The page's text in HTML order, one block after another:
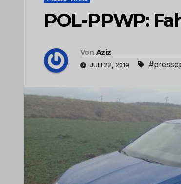
POL-PPWP:
Von Aziz
JULI 22, 2019